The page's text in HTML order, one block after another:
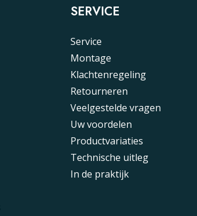
SERVICE
Service
Montage
Klachtenregeling
Retourneren
Veelgestelde vragen
Uw voordelen
Productvariaties
Technische uitleg
In de praktijk